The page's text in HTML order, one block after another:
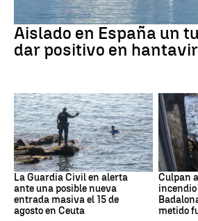
Hantavirus
Aislado en España un
dar positivo en
Ceuta
La Guardia Civil en alerta
ante una posible nueva
entrada masiva el 15 de
agosto en Ceuta
Cataluña
Culpan
metido